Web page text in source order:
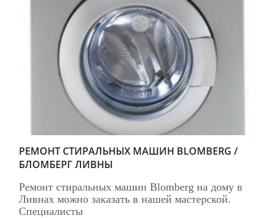
РЕМОНТ СТИРАЛЬНЫХ МАШИН BLOMBERG /
БЛОМБЕРГ ЛИВНЫ
Ремонт стиральных машин Blomberg на дому в
Ливнах можно заказать в нашей мастерской.
Специалисты